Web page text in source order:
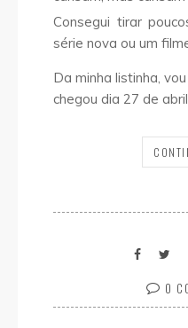
Consegui tirar
série nova ou um
Da minha listinha,
chegou dia 27 de
0